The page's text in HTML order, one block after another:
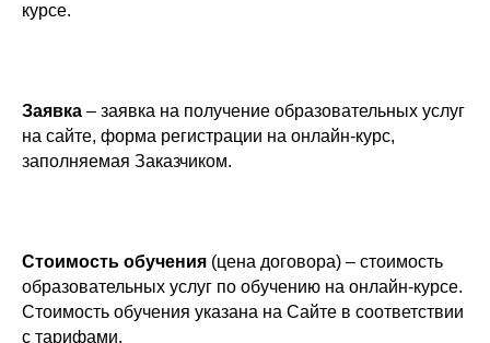
курсе.
Заявка – заявка на получение образовательных услуг
на сайте, форма регистрации на онлайн-курс,
заполняемая Заказчиком.
Стоимость обучения (цена договора) – стоимость
образовательных услуг по обучению на онлайн-курсе.
Стоимость обучения указана на Сайте в соответствии
с тарифами.